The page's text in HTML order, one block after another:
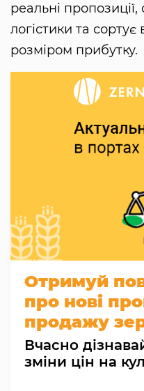
реальні
логістики та
розміром прибутку.
Отримуй
про нові
продажу
Вчасно
зміни цін на